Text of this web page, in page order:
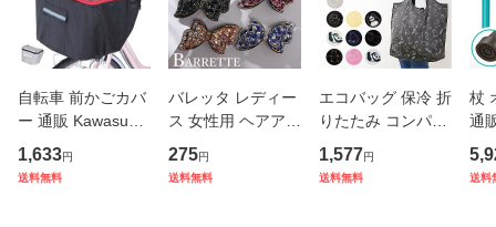
自転車 前かごカバ
ー 通販 Kawasumi
カワスミ 前カゴカ
バー バスケット カ
1,633円
送料無料
バレッタ レディー
ス 女性用 ヘアアク
セサリー リボン ラ
インストーン キラ
275円
送料無料
エコバッグ 保冷 折
りたたみ コンパク
ト 通販 エコバック
アニマル柄 エコ バ
1,577円
送料無料
杖
通
杖
本
送料